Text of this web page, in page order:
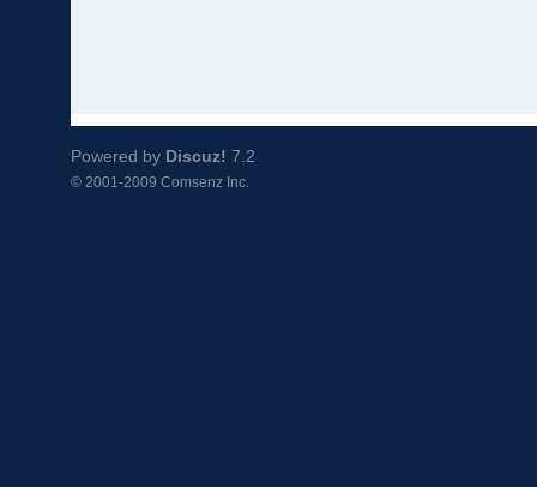
Powered by Discuz! 7.2
© 2001-2009 Comsenz Inc.